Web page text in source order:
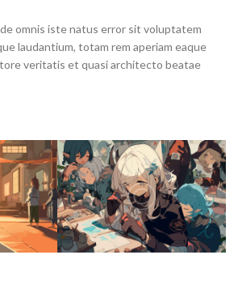
omnis iste natus error sit voluptatem
laudantium, totam rem aperiam eaque
veritatis et quasi architecto beatae